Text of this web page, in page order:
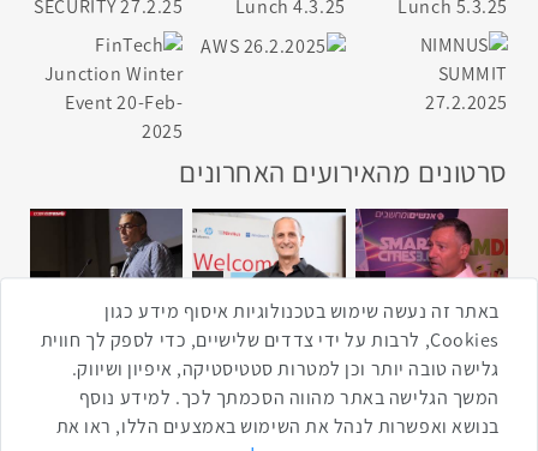
סרטונים מהאירועים האחרונים
4:00
2:33
1:43
3:52
1:14
באתר זה נעשה שימוש בטכנולוגיות איסוף מידע כגון
Cookies, לרבות על ידי צדדים שלישיים, כדי לספק לך חווית
גלישה טובה יותר וכן למטרות סטטיסטיקה, איפיון ושיווק.
המשך הגלישה באתר מהווה הסכמתך לכך. למידע נוסף
בנושא ואפשרות לנהל את השימוש באמצעים הללו, ראו את